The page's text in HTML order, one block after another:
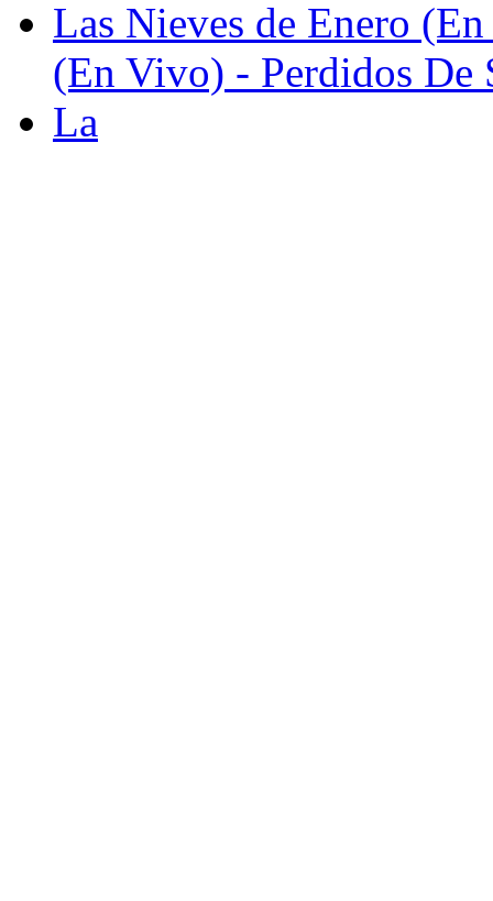
Las Nieves de Enero
(En Vivo) - Perdidos De
La